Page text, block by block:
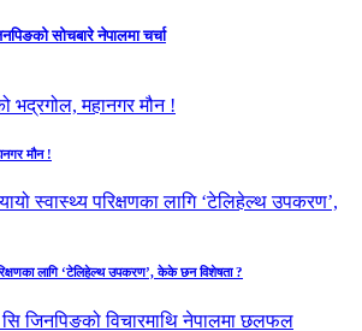
सोचबारे नेपालमा चर्चा
मौन !
लागि ‘टेलिहेल्थ उपकरण’, केके छन विशेषता ?